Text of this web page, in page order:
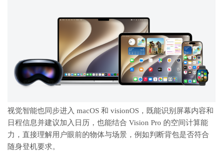
视觉智能也同步进入 macOS 和 visionOS，既能识别屏幕内容和
日程信息并建议加入日历，也能结合 Vision Pro 的空间计算能
力，直接理解用户眼前的物体与场景，例如判断背包是否符合
随身登机要求。